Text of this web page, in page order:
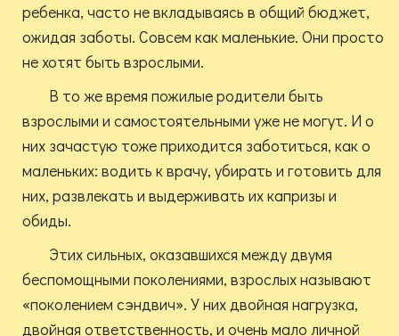
ребенка, часто не вкладываясь в общий бюджет,
ожидая заботы. Совсем как маленькие. Они просто
не хотят быть взрослыми.
В то же время пожилые родители быть
взрослыми и самостоятельными уже не могут. И о
них зачастую тоже приходится заботиться, как о
маленьких: водить к врачу, убирать и готовить для
них, развлекать и выдерживать их капризы и
обиды.
Этих сильных, оказавшихся между двумя
беспомощными поколениями, взрослых называют
«поколением сэндвич». У них двойная нагрузка,
двойная ответственность, и очень мало личной